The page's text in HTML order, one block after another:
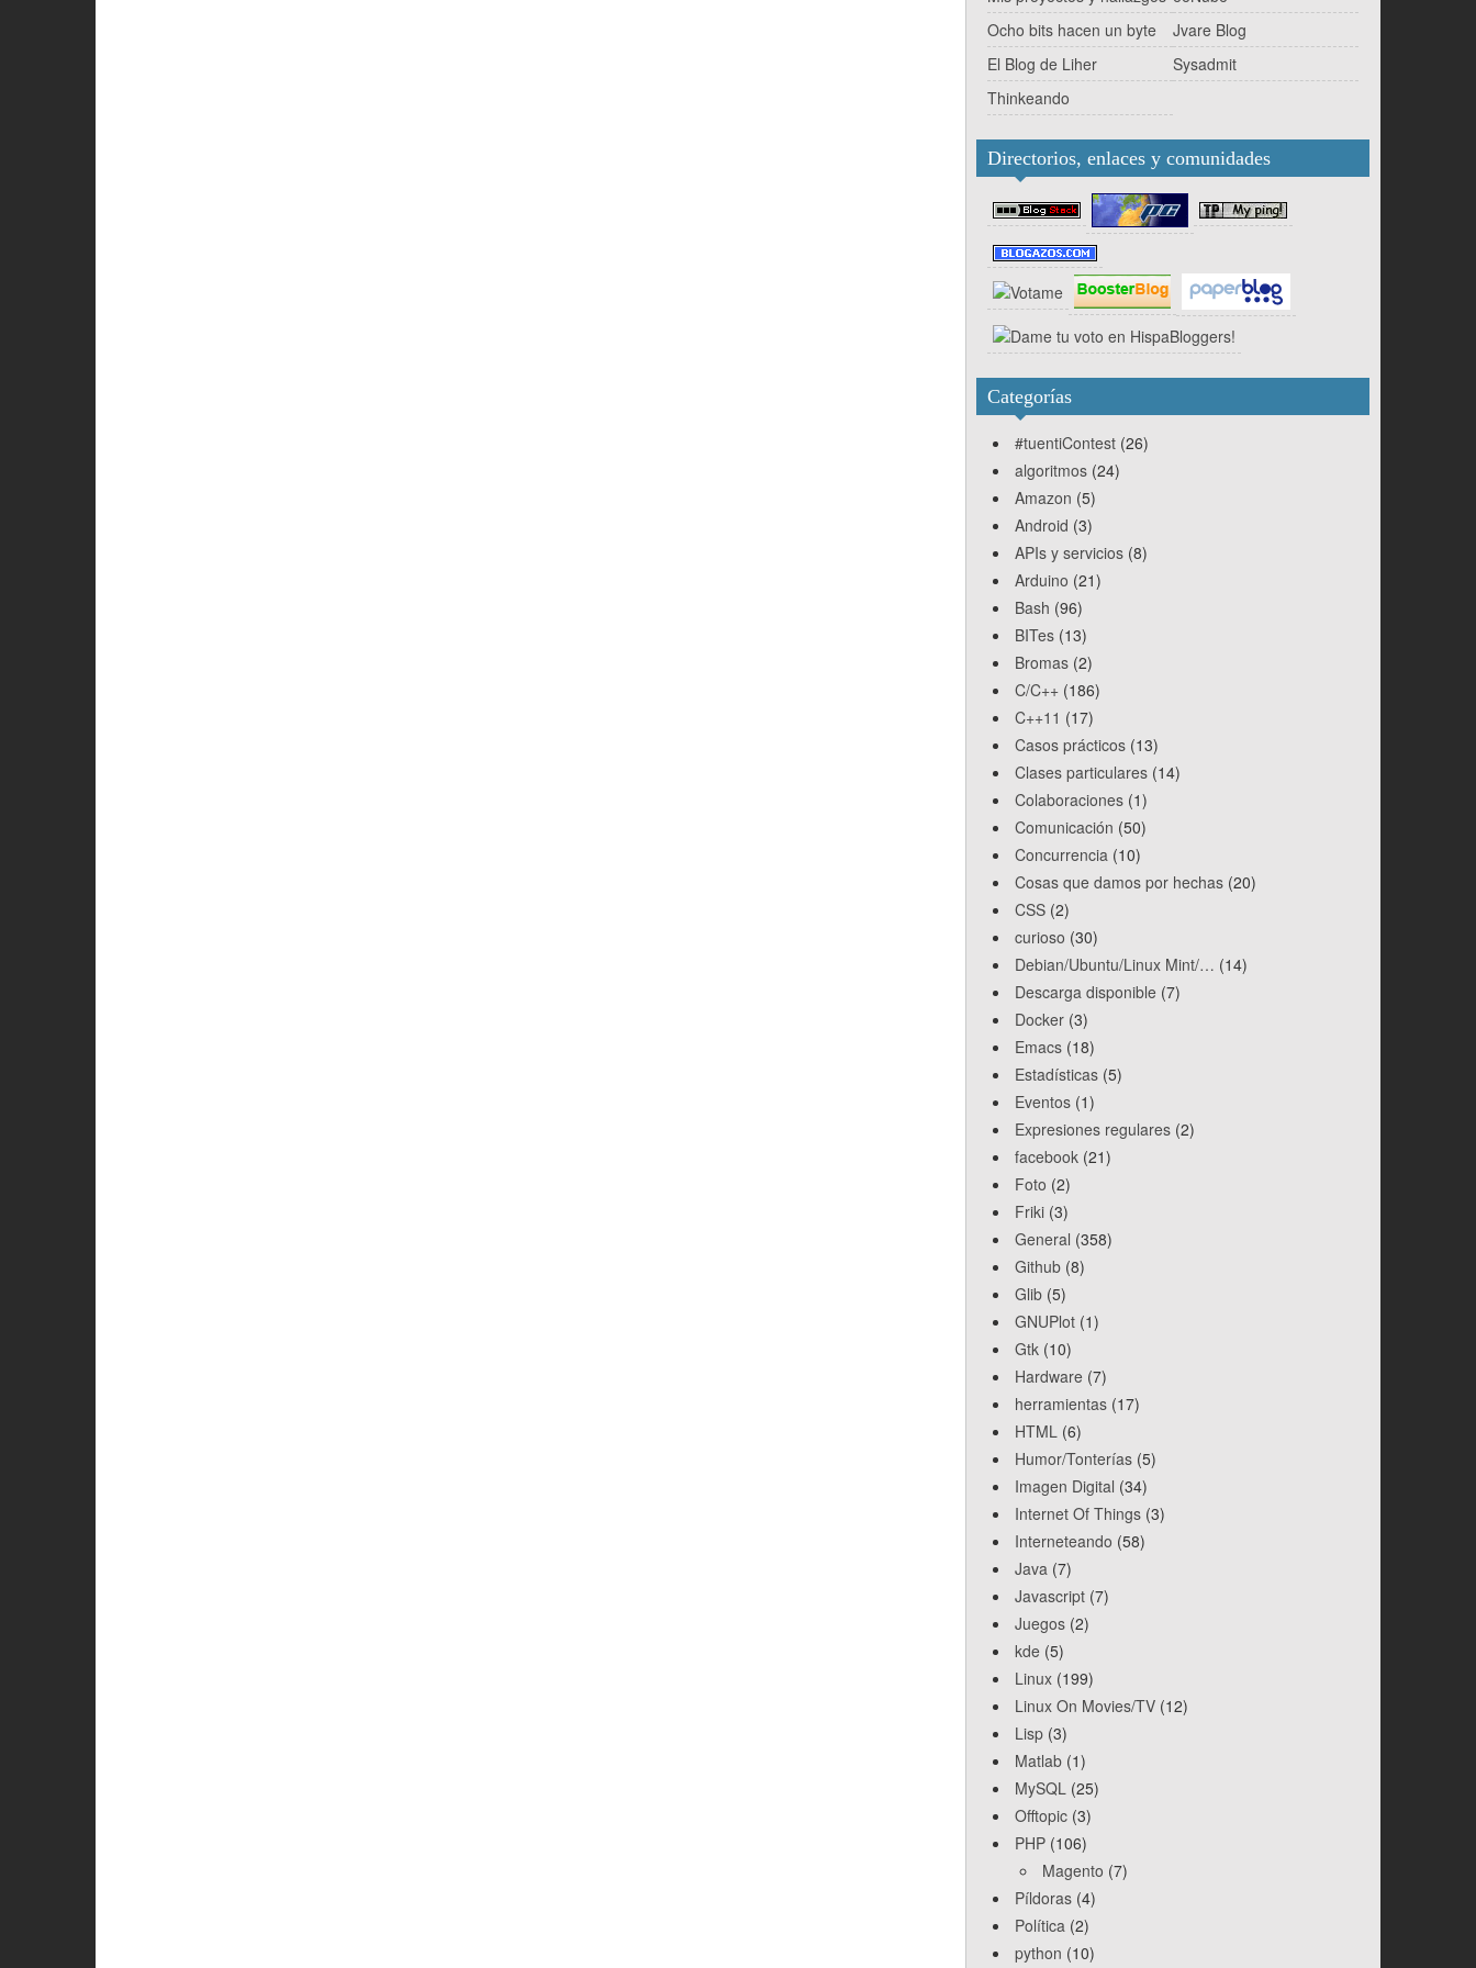
Ocho bits hacen un byte
Jvare Blog
El Blog de Liher
Sysadmit
Thinkeando
Directorios, enlaces y comunidades
Categorías
#tuentiContest (26)
algoritmos (24)
Amazon (5)
Android (3)
APIs y servicios (8)
Arduino (21)
Bash (96)
BITes (13)
Bromas (2)
C/C++ (186)
C++11 (17)
Casos prácticos (13)
Clases particulares (14)
Colaboraciones (1)
Comunicación (50)
Concurrencia (10)
Cosas que damos por hechas (20)
CSS (2)
curioso (30)
Debian/Ubuntu/Linux Mint/… (14)
Descarga disponible (7)
Docker (3)
Emacs (18)
Estadísticas (5)
Eventos (1)
Expresiones regulares (2)
facebook (21)
Foto (2)
Friki (3)
General (358)
Github (8)
Glib (5)
GNUPlot (1)
Gtk (10)
Hardware (7)
herramientas (17)
HTML (6)
Humor/Tonterías (5)
Imagen Digital (34)
Internet Of Things (3)
Interneteando (58)
Java (7)
Javascript (7)
Juegos (2)
kde (5)
Linux (199)
Linux On Movies/TV (12)
Lisp (3)
Matlab (1)
MySQL (25)
Offtopic (3)
PHP (106)
Magento (7)
Píldoras (4)
Política (2)
python (10)